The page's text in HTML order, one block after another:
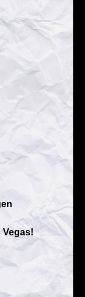
Vegas!